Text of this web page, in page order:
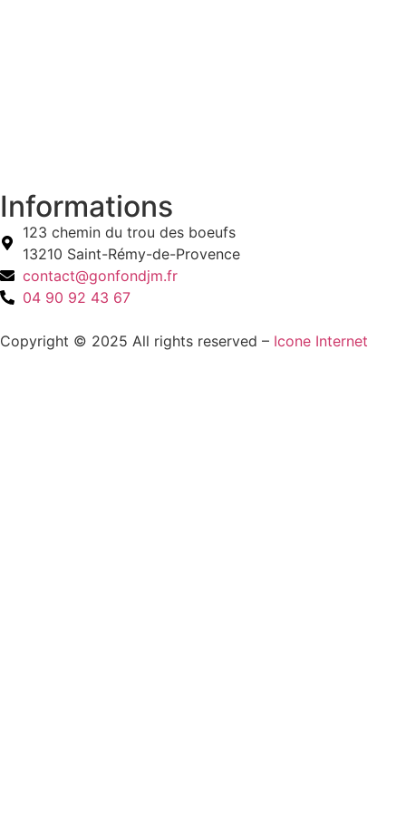
Informations
123 chemin du trou des boeufs
13210 Saint-Rémy-de-Provence
contact@gonfondjm.fr
04 90 92 43 67
Copyright © 2025 All rights reserved – Icone Internet